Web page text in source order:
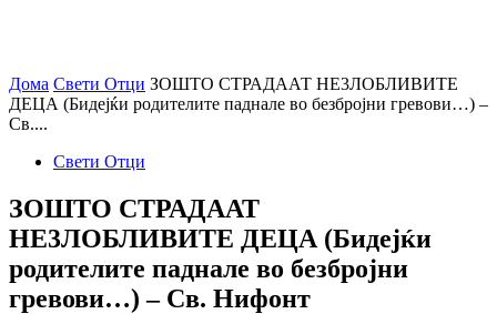
Дома Свети Отци ЗОШТО СТРАДААТ НЕ3ЛОБЛИВИТЕ
ДЕЦА (Бидејќи родителите паднале во безбројни гревови…) –
Св....
Свети Отци
ЗОШТО СТРАДААТ
НЕ3ЛОБЛИВИТЕ ДЕЦА (Бидејќи
родителите паднале во безбројни
гревови…) – Св. Нифонт